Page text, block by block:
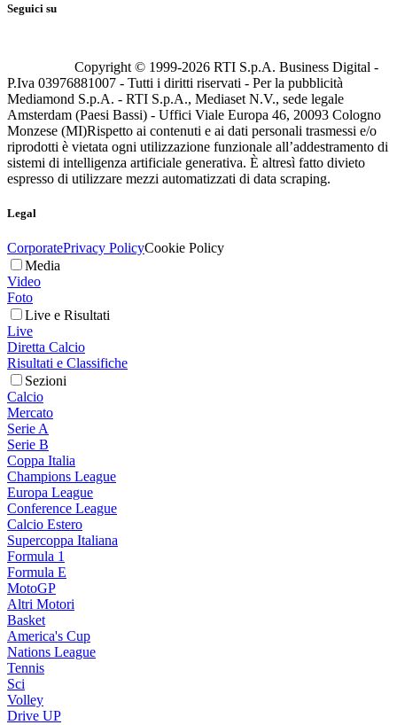
Seguici su
Copyright © 1999-2026 RTI S.p.A. Business Digital -
P.Iva 03976881007 - Tutti i diritti riservati - Per la pubblicità
Mediamond S.p.A. - RTI S.p.A., Mediaset N.V., sede legale
Amsterdam (Paesi Bassi) - Uffici Viale Europa 46, 20093 Cologno
Monzese (MI)Rispetto ai contenuti e ai dati personali trasmessi e/o
riprodotti è vietata ogni utilizzazione funzionale all’addestramento di
sistemi di intelligenza artificiale generativa. È altresì fatto divieto
espresso di utilizzare mezzi automatizzati di data scraping.
Legal
CorporatePrivacy PolicyCookie Policy
Media
Video
Foto
Live e Risultati
Live
Diretta Calcio
Risultati e Classifiche
Sezioni
Calcio
Mercato
Serie A
Serie B
Coppa Italia
Champions League
Europa League
Conference League
Calcio Estero
Supercoppa Italiana
Formula 1
Formula E
MotoGP
Altri Motori
Basket
America's Cup
Nations League
Tennis
Sci
Volley
Drive UP